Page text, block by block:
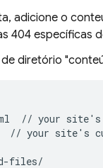
adicione o
404 específicas
de diretório
// your
// your site's
files/